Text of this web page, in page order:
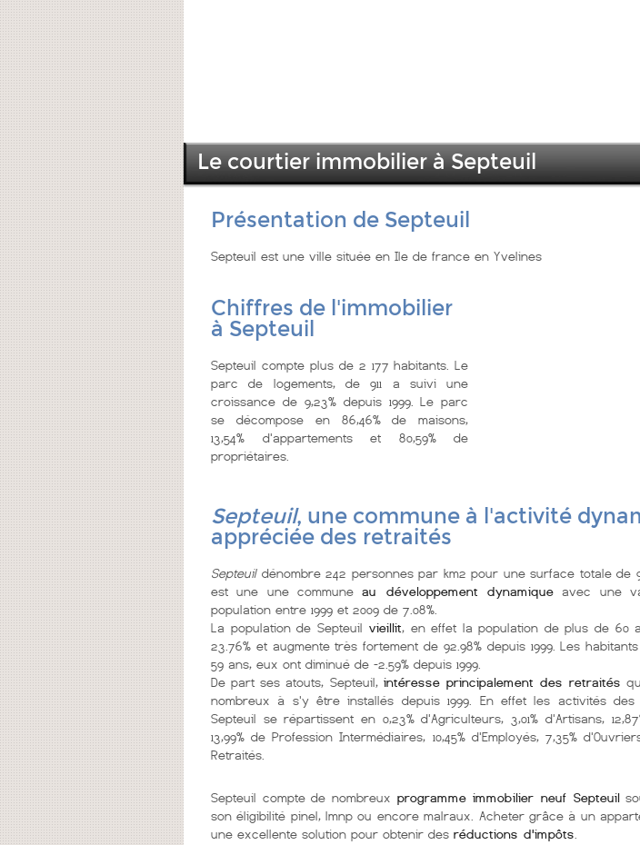
Le courtier immobilier à Septeuil
Présentation de Septeuil
Septeuil est une ville située en Ile de france en Yvelines
Chiffres de l'immobilier
à Septeuil
Septeuil compte plus de 2 177 habitants. Le
parc de logements, de 911 a suivi une
croissance de 9,23% depuis 1999. Le parc
se décompose en 86,46% de maisons,
13,54% d'appartements et 80,59% de
propriétaires.
Septeuil, une commune à l'activité
appréciée des retraités
Septeuildénombre 242 personnes par km2 pour une surface totale de
est une une communeau développement dynamique avec une
population entre 1999 et 2009 de 7.08%.
La population de Septeuil vieillit, en effet la population de plus de 60
23.76% et augmente très fortement de 92.98% depuis 1999. Les
59 ans, eux ont diminué de -2.59% depuis 1999.
De part ses atouts, Septeuil, intéresse principalement des retraités
nombreux à s'y être installés depuis 1999. En effet les activités des
Septeuil se répartissent en 0,23% d'Agriculteurs, 3,01% d'Artisans,
13,99% de Profession Intermédiaires, 10,45% d'Employés, 7,35%
Retraités.
Septeuil compte de nombreux programme immobilier neuf Septeuil
son éligibilité pinel, lmnp ou encore malraux. Acheter grâce à un
une excellente solution pour obtenir des réductions d'impôts